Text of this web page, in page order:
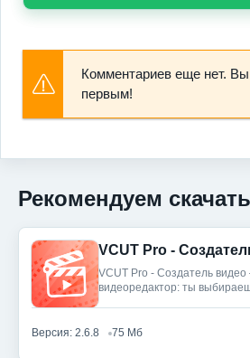
Комментариев еще нет.
первым!
Рекомендуем скачать
VCUT Pro - Создатель
видеоредактор: ты
Версия: 2.6.8 75 Мб